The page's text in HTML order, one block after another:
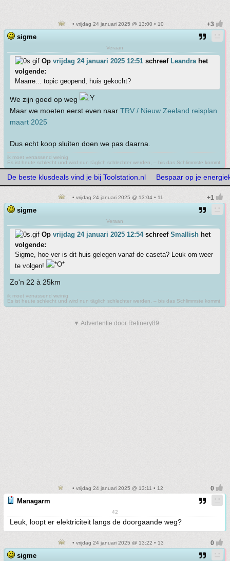
• vrijdag 24 januari 2025 @ 13:00 • 10
sigme
Veraan
Op vrijdag 24 januari 2025 12:51 schreef Leandrahet
volgende:
Maarre... topic geopend, huis gekocht?
We zijn goed op weg
Maar we moeten eerst even naar TRV / Nieuw Zeeland reisplan
maart 2025
Dus echt koop sluiten doen we pas daarna.
ik moet verrassend weinig
Es ist heute schlecht und wird nun täglich schlechter werden, – bis das Schlimmste kommt
De beste klusdeals vind je bij Toolstation.nl Bespaar op je
• vrijdag 24 januari 2025 @ 13:04 • 11
sigme
Veraan
Op vrijdag 24 januari 2025 12:54schreef Smallish het
volgende:
Sigme, hoe ver is dit huis gelegen vanaf de caseta? Leuk om weer
te volgen!
Zo'n 22 à 25km
ik moet verrassend weinig
Es ist heute schlecht und wird nun täglich schlechter werden, – bis das Schlimmste kommt
▼ Advertentie door Refinery89
• vrijdag 24 januari 2025 @ 13:11 • 12
Managarm
42
Leuk, loopt er elektriciteit langs de doorgaande weg?
• vrijdag 24 januari 2025 @ 13:22 • 13
sigme